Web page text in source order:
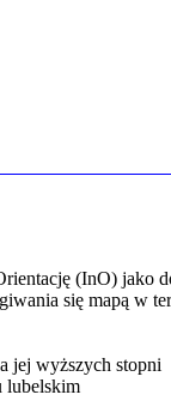
(InO) jako
się mapą w
jej wyższych stopni
lubelskim